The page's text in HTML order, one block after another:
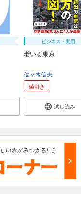
ビジネス・実用
老いる東京
佐々木信夫
値引き
試し読み